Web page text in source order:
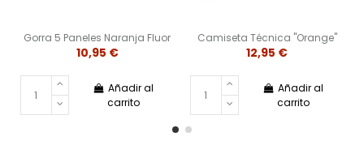
Gorra 5 Paneles Naranja Fluor
10,95 €
Añadir al
carrito
Camiseta Técnica "Orange"
12,95 €
Añadir al
carrito